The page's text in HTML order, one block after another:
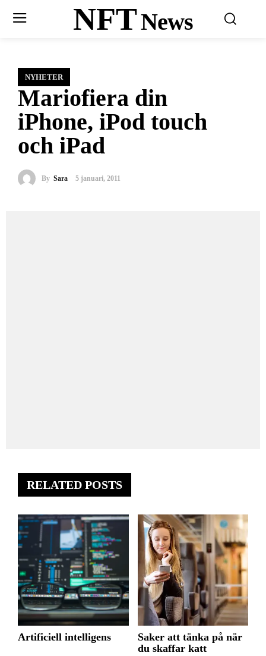
NFTNews
NYHETER
Mariofiera din
iPhone, iPod touch
och iPad
By Sara 5 januari, 2011
RELATED POSTS
Artificiell intelligens
Saker att tänka på när
du skaffar katt